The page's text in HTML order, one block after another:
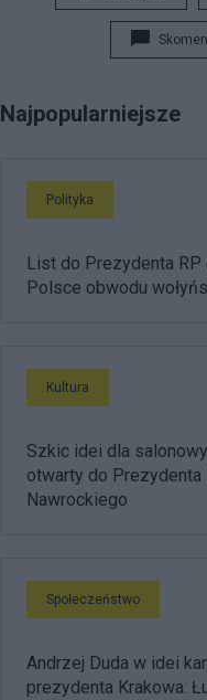
Najpopularniejsze
Polityka
List do Prezydenta RP
Polsce obwodu
Kultura
Szkic idei dla
otwarty do Prezydenta
Nawrockiego
Społeczeństwo
Andrzej Duda w idei
prezydenta Krakowa: